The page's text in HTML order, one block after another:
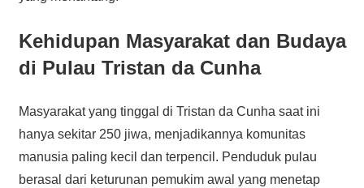
Kehidupan Masyarakat dan Budaya
di Pulau Tristan da Cunha
Masyarakat yang tinggal di Tristan da Cunha saat ini
hanya sekitar 250 jiwa, menjadikannya komunitas
manusia paling kecil dan terpencil. Penduduk pulau
berasal dari keturunan pemukim awal yang menetap